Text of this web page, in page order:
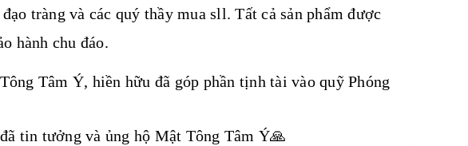
tràng và các quý thầy mua sll. Tất cả sản phẩm được
hành chu đáo.
Tâm Ý, hiền hữu đã góp phần tịnh tài vào quỹ Phóng
tin tưởng và ủng hộ Mật Tông Tâm Ý🙏